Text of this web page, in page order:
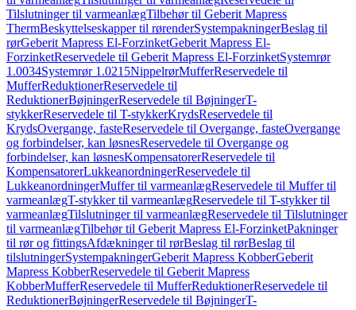
Tilslutninger til varmeanlægTilbehør til Geberit Mapress
ThermBeskyttelseskapper til rørenderSystempakningerBeslag til
rørGeberit Mapress El-ForzinketGeberit Mapress El-
ForzinketReservedele til Geberit Mapress El-ForzinketSystemrør
1.0034Systemrør 1.0215NippelrørMufferReservedele til
MufferReduktionerReservedele til
ReduktionerBøjningerReservedele til BøjningerT-
stykkerReservedele til T-stykkerKrydsReservedele til
KrydsOvergange, fasteReservedele til Overgange, fasteOvergange
og forbindelser, kan løsnesReservedele til Overgange og
forbindelser, kan løsnesKompensatorerReservedele til
KompensatorerLukkeanordningerReservedele til
LukkeanordningerMuffer til varmeanlægReservedele til Muffer til
varmeanlægT-stykker til varmeanlægReservedele til T-stykker til
varmeanlægTilslutninger til varmeanlægReservedele til Tilslutninger
til varmeanlægTilbehør til Geberit Mapress El-ForzinketPakninger
til rør og fittingsAfdækninger til rørBeslag til rørBeslag til
tilslutningerSystempakningerGeberit Mapress KobberGeberit
Mapress KobberReservedele til Geberit Mapress
KobberMufferReservedele til MufferReduktionerReservedele til
ReduktionerBøjningerReservedele til BøjningerT-